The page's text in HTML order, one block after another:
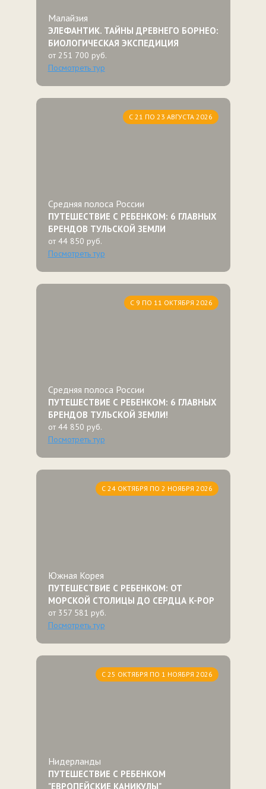
Малайзия
ЭЛЕФАНТИК. ТАЙНЫ ДРЕВНЕГО БОРНЕО:
БИОЛОГИЧЕСКАЯ ЭКСПЕДИЦИЯ
от 251 700 руб.
Посмотреть тур
С 21 ПО 23 АВГУСТА 2026
Средняя полоса России
ПУТЕШЕСТВИЕ С РЕБЕНКОМ: 6 ГЛАВНЫХ
БРЕНДОВ ТУЛЬСКОЙ ЗЕМЛИ
от 44 850 руб.
Посмотреть тур
С 9 ПО 11 ОКТЯБРЯ 2026
Средняя полоса России
ПУТЕШЕСТВИЕ С РЕБЕНКОМ: 6 ГЛАВНЫХ
БРЕНДОВ ТУЛЬСКОЙ ЗЕМЛИ!
от 44 850 руб.
Посмотреть тур
С 24 ОКТЯБРЯ ПО 2 НОЯБРЯ 2026
Южная Корея
ПУТЕШЕСТВИЕ С РЕБЕНКОМ: ОТ
МОРСКОЙ СТОЛИЦЫ ДО СЕРДЦА K-POP
от 357 581 руб.
Посмотреть тур
С 25 ОКТЯБРЯ ПО 1 НОЯБРЯ 2026
Нидерланды
ПУТЕШЕСТВИЕ С РЕБЕНКОМ
"ЕВРОПЕЙСКИЕ КАНИКУЛЫ"